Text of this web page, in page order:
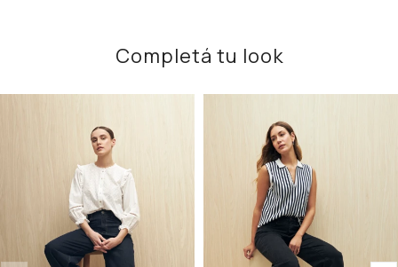
Completá tu look